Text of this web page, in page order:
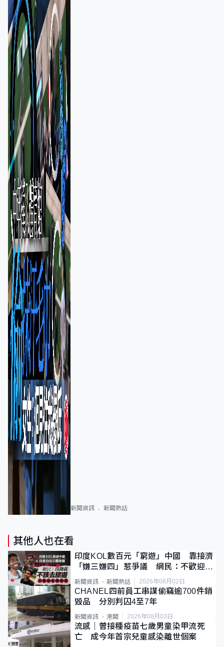
新聞資訊 新聞熱話
其他人也在看
印度KOL數百元「窮遊」中國 靠接濟
「嫌三嫌四」惹爭議 網民：不歡迎劣
質旅客
新聞資訊 新聞熱話 2026年08月02日
CHANEL四前員工串謀偷竊逾700件銷
毀品 分別判囚4至7年
新聞資訊 港聞 2026年08月03日
流感｜曾接種疫苗七歲男童染甲流死
亡 成今年首宗兒童感染離世個案